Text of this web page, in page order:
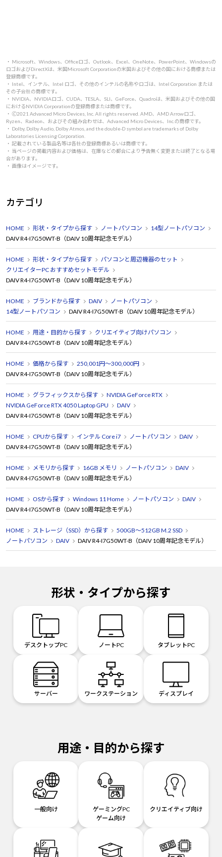
・ Microsoft、Windows、Officeロゴ、Outlook、Excel、OneNote、PowerPoint、Windowsの
ロゴおよびDirectXは、米国Microsoft Corporationの米国およびその他の国における商標または
登録商標です。
・ Intel、インテル、Intel ロゴ、その他のインテルの名称やロゴは、Intel Corporation または
その子会社の商標です。
・ NVIDIA、NVIDIAロゴ、CUDA、TESLA、SLI、GeForce、Quadroは、米国およびその他の国
におけるNVIDIA Corporationの登録商標または商標です。
・ 🄫2021 Advanced Micro Devices, Inc. All rights reserved. AMD、AMD Arrowロゴ、
Ryzen、Radeon、およびその組み合わせは、Advanced Micro Devices、Inc.の商標です。
・ Dolby, Dolby Audio, Dolby Atmos, and the double-D symbol are trademarks of Dolby
Laboratories Licensing Corporation.
・ 記載されている製品名等は各社の登録商標あるいは商標です。
・ 当ページの掲載内容および価格は、在庫などの都合により予告無く変更または終了となる場
合があります。
・ 画像はイメージです。
カテゴリ
HOME 形状・タイプから探す ノートパソコン
14型ノートパソコン
DAIV R4-I7G50WT-B（DAIV 10周年記念モデル）
HOME 形状・タイプから探す
パソコンと周辺機器のセット
クリエイターPC おすすめセットモデル
DAIV R4-I7G50WT-B（DAIV 10周年記念モデル）
HOME ブランドから探す DAIV
ノートパソコン
14型ノートパソコン
DAIV R4-I7G50WT-B（DAIV 10周年記念モデル）
HOME 用途・目的から探す
クリエイティブ向けパソコン
DAIV R4-I7G50WT-B（DAIV 10周年記念モデル）
HOME 価格から探す
250,001円～300,000円
DAIV R4-I7G50WT-B（DAIV 10周年記念モデル）
HOME グラフィックスから探す
NVIDIA GeForce RTX
NVIDIA GeForce RTX 4050 Laptop GPU
DAIV
DAIV R4-I7G50WT-B（DAIV 10周年記念モデル）
HOME CPUから探す インテル Core i7 ノートパソコン
DAIV
DAIV R4-I7G50WT-B（DAIV 10周年記念モデル）
HOME メモリから探す 16GB メモリ ノートパソコン
DAIV
DAIV R4-I7G50WT-B（DAIV 10周年記念モデル）
HOME OSから探す Windows 11 Home ノートパソコン
DAIV
DAIV R4-I7G50WT-B（DAIV 10周年記念モデル）
HOME ストレージ（SSD）から探す
500GB～512GB M.2 SSD
ノートパソコン
DAIV DAIV R4-I7G50WT-B（DAIV 10周年記念モデル）
形状・タイプから探す
デスクトップPC ノートPC タブレットPC
サーバー ワークステーション ディスプレイ
用途・目的から探す
一般向け
ゲーミングPC
ゲーム向け
クリエイティブ向け